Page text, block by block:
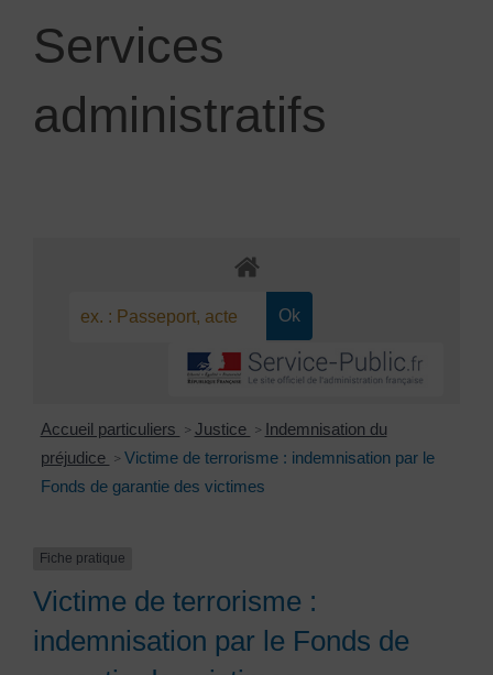
Services
administratifs
Accueil particuliers > Justice > Indemnisation du
préjudice > Victime de terrorisme : indemnisation par le
Fonds de garantie des victimes
Fiche pratique
Victime de terrorisme :
indemnisation par le Fonds de